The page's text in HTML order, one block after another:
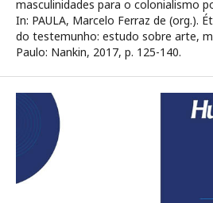
masculinidades para o colonialismo
In: PAULA, Marcelo Ferraz de (org.).
do testemunho: estudo sobre arte,
Paulo: Nankin, 2017, p. 125-140.